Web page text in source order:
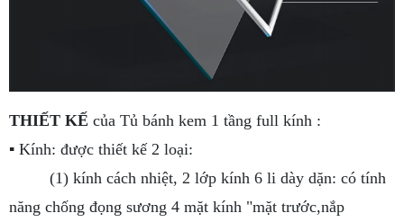
THIẾT KẾ của Tủ bánh kem 1 tầng full kính :
▪ Kính: được thiết kế 2 loại:
(1) kính cách nhiệt, 2 lớp kính 6 li dày dặn: có tính
năng chống đọng sương 4 mặt kính "mặt trước,nắp